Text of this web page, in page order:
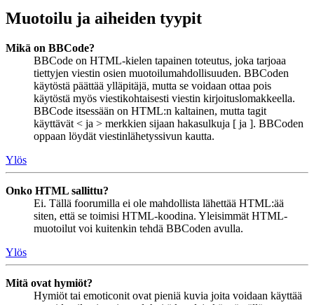
Muotoilu ja aiheiden tyypit
Mikä on BBCode?
BBCode on HTML-kielen tapainen toteutus, joka tarjoaa
tiettyjen viestin osien muotoilumahdollisuuden. BBCoden
käytöstä päättää ylläpitäjä, mutta se voidaan ottaa pois
käytöstä myös viestikohtaisesti viestin kirjoituslomakkeella.
BBCode itsessään on HTML:n kaltainen, mutta tagit
käyttävät < ja > merkkien sijaan hakasulkuja [ ja ]. BBCoden
oppaan löydät viestinlähetyssivun kautta.
Ylös
Onko HTML sallittu?
Ei. Tällä foorumilla ei ole mahdollista lähettää HTML:ää
siten, että se toimisi HTML-koodina. Yleisimmät HTML-
muotoilut voi kuitenkin tehdä BBCoden avulla.
Ylös
Mitä ovat hymiöt?
Hymiöt tai emoticonit ovat pieniä kuvia joita voidaan käyttää